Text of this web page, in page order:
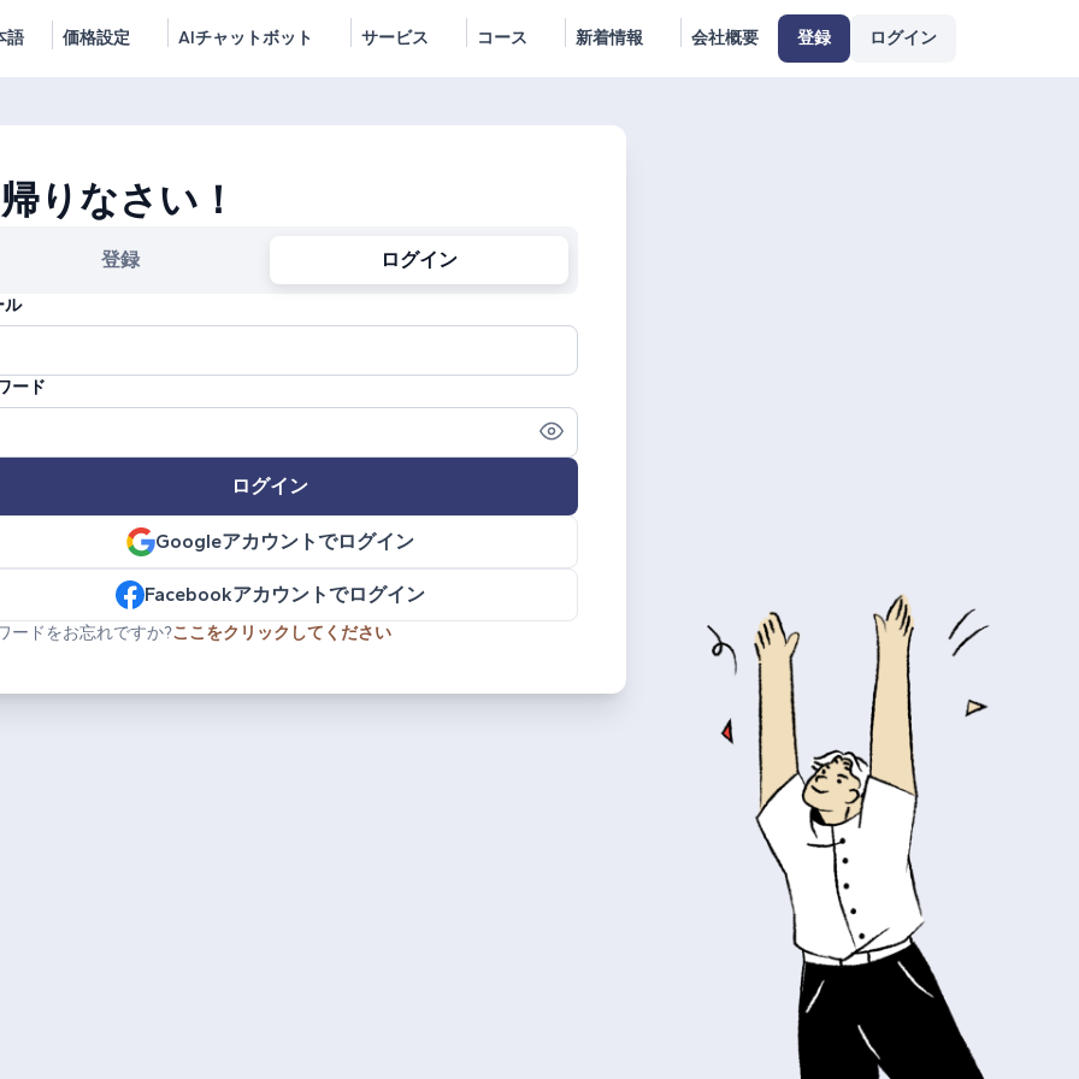
語 価格設定 AIチャットボット サービス コース 新着情報 会社概要 登録 ログイン
りなさい！
登録 ログイン
ル
ード
ログイン
Googleアカウントでログイン
Facebookアカウントでログイン
ードをお忘れですか?ここをクリックしてください